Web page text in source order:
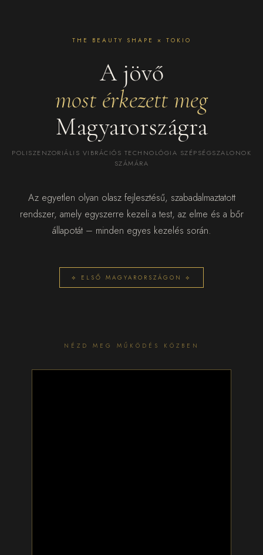
THE BEAUTY SHAPE × TOKIO
A jövő
most érkezett meg
Magyarországra
POLISZENZORIÁLIS VIBRÁCIÓS TECHNOLÓGIA SZÉPSÉGSZALONOK
SZÁMÁRA
Az egyetlen olyan olasz fejlesztésű, szabadalmaztatott
rendszer, amely egyszerre kezeli a test, az elme és a bőr
állapotát – minden egyes kezelés során.
⟡ ELSŐ MAGYARORSZÁGON ⟡
NÉZD MEG MŰKÖDÉS KÖZBEN